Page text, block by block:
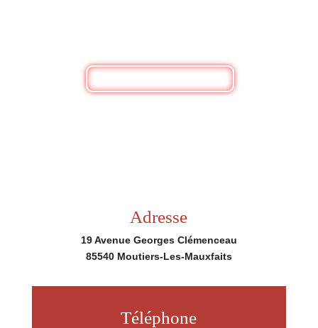
Adresse
19 Avenue Georges Clémenceau
85540 Moutiers-Les-Mauxfaits
Téléphone